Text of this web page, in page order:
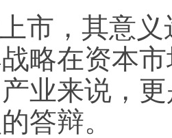
市，其意
略在资本
业来说，
答辩。